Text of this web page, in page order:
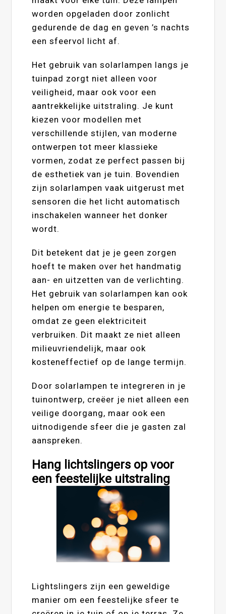
worden opgeladen door zonlicht
gedurende de dag en geven ’s nachts
een sfeervol licht af.
Het gebruik van solarlampen langs je
tuinpad zorgt niet alleen voor
veiligheid, maar ook voor een
aantrekkelijke uitstraling. Je kunt
kiezen voor modellen met
verschillende stijlen, van moderne
ontwerpen tot meer klassieke
vormen, zodat ze perfect passen bij
de esthetiek van je tuin. Bovendien
zijn solarlampen vaak uitgerust met
sensoren die het licht automatisch
inschakelen wanneer het donker
wordt.
Dit betekent dat je je geen zorgen
hoeft te maken over het handmatig
aan- en uitzetten van de verlichting.
Het gebruik van solarlampen kan ook
helpen om energie te besparen,
omdat ze geen elektriciteit
verbruiken. Dit maakt ze niet alleen
milieuvriendelijk, maar ook
kosteneffectief op de lange termijn.
Door solarlampen te integreren in je
tuinontwerp, creëer je niet alleen een
veilige doorgang, maar ook een
uitnodigende sfeer die je gasten zal
aanspreken.
Hang lichtslingers op voor
een feestelijke uitstraling
Lightslingers zijn een geweldige
manier om een feestelijke sfeer te